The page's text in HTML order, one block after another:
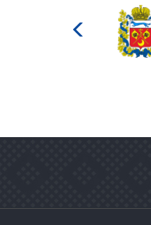
Министерство
культуры
Российской
федерации